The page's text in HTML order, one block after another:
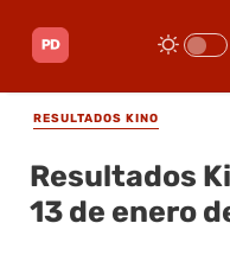
RESULTADOS KINO
Resultados
13 de enero